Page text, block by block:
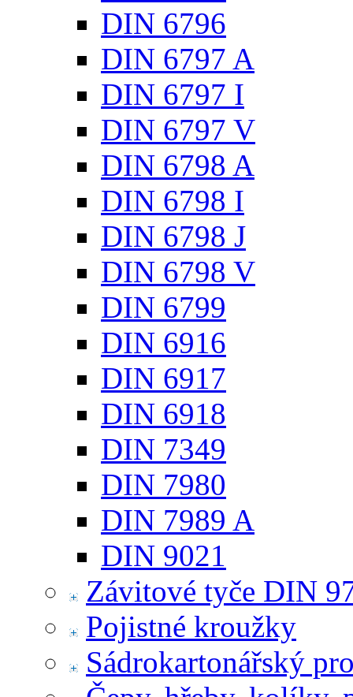
DIN 6796
DIN 6797 A
DIN 6797 I
DIN 6797 V
DIN 6798 A
DIN 6798 I
DIN 6798 J
DIN 6798 V
DIN 6799
DIN 6916
DIN 6917
DIN 6918
DIN 7349
DIN 7980
DIN 7989 A
DIN 9021
Závitové tyče DIN
Pojistné kroužky
Sádrokartonářský